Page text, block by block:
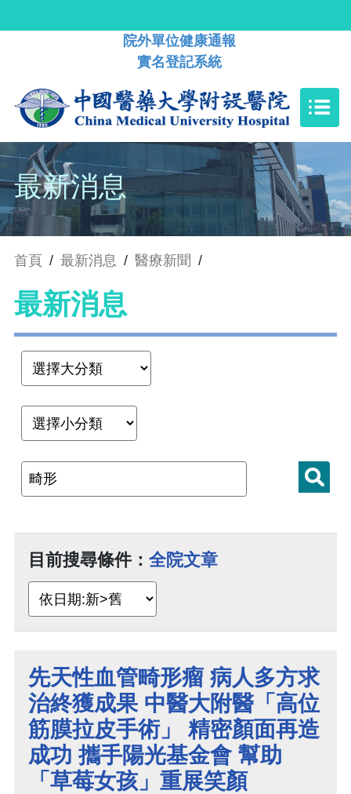
院外單位健康通報
實名登記系統
最新消息
首頁 / 最新消息 / 醫療新聞 /
最新消息
目前搜尋條件： 全院文章
先天性血管畸形瘤 病人多方求
治終獲成果 中醫大附醫「高位
筋膜拉皮手術」 精密顏面再造
成功 攜手陽光基金會 幫助
「草莓女孩」重展笑顏